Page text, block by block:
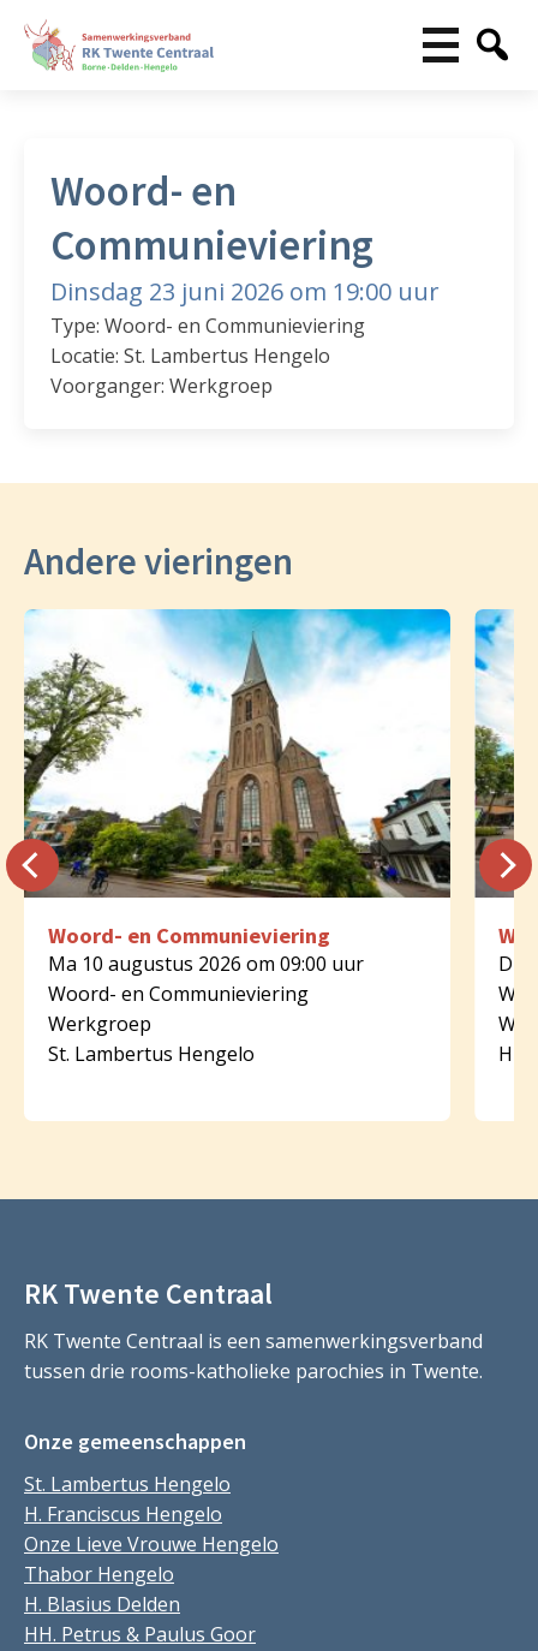
Woord- en
Communieviering
Dinsdag 23 juni 2026 om 19:00 uur
Type: Woord- en Communieviering
Locatie: St. Lambertus Hengelo
Voorganger: Werkgroep
Andere vieringen
Woord- en Communieviering
Ma 10 augustus 2026 om 09:00 uur
Woord- en Communieviering
Werkgroep
St. Lambertus Hengelo
Di
RK Twente Centraal
RK Twente Centraal is een samenwerkingsverband
tussen drie rooms-katholieke parochies in Twente.
Onze gemeenschappen
St. Lambertus Hengelo
H. Franciscus Hengelo
Onze Lieve Vrouwe Hengelo
Thabor Hengelo
H. Blasius Delden
HH. Petrus & Paulus Goor